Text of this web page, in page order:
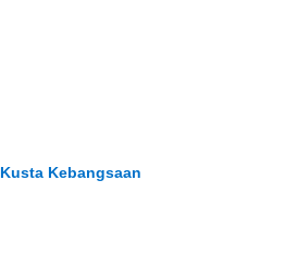
Kebangsaan